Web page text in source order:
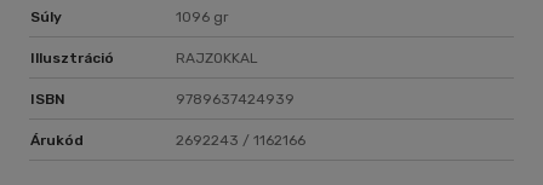
Súly 1096 gr
Illusztráció RAJZOKKAL
ISBN 9789637424939
Árukód 2692243 / 1162166